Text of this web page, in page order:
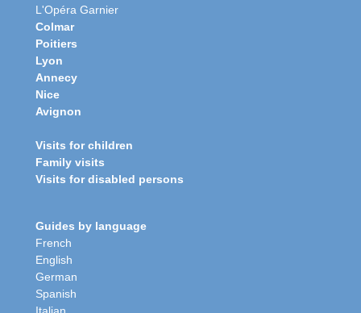
L'Opéra Garnier
Colmar
Poitiers
Lyon
Annecy
Nice
Avignon
Visits for children
Family visits
Visits for disabled persons
Guides by language
French
English
German
Spanish